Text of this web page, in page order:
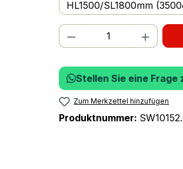
HL1500/SL1800mm
Produkt Anzahl:
Stellen Sie eine Frage
Zum Merkzettel hinzufügen
Produktnummer: